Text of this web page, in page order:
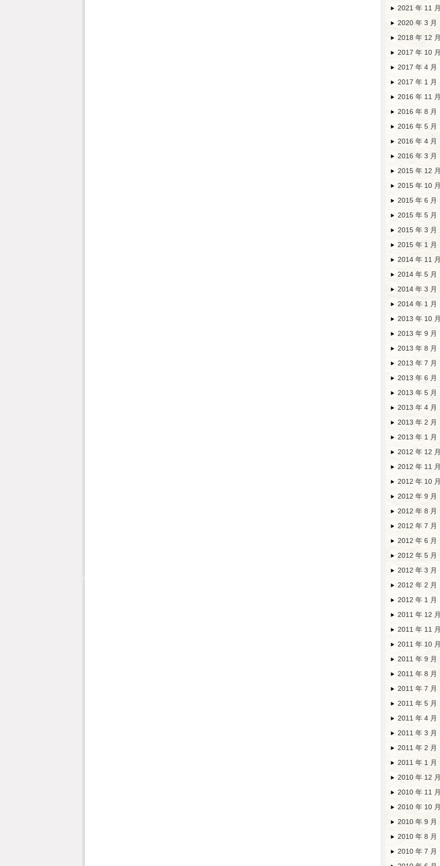
2021 年 11 月
2020 年 3 月
2018 年 12 月
2017 年 10 月
2017 年 4 月
2017 年 1 月
2016 年 11 月
2016 年 8 月
2016 年 5 月
2016 年 4 月
2016 年 3 月
2015 年 12 月
2015 年 10 月
2015 年 6 月
2015 年 5 月
2015 年 3 月
2015 年 1 月
2014 年 11 月
2014 年 5 月
2014 年 3 月
2014 年 1 月
2013 年 10 月
2013 年 9 月
2013 年 8 月
2013 年 7 月
2013 年 6 月
2013 年 5 月
2013 年 4 月
2013 年 2 月
2013 年 1 月
2012 年 12 月
2012 年 11 月
2012 年 10 月
2012 年 9 月
2012 年 8 月
2012 年 7 月
2012 年 6 月
2012 年 5 月
2012 年 3 月
2012 年 2 月
2012 年 1 月
2011 年 12 月
2011 年 11 月
2011 年 10 月
2011 年 9 月
2011 年 8 月
2011 年 7 月
2011 年 5 月
2011 年 4 月
2011 年 3 月
2011 年 2 月
2011 年 1 月
2010 年 12 月
2010 年 11 月
2010 年 10 月
2010 年 9 月
2010 年 8 月
2010 年 7 月